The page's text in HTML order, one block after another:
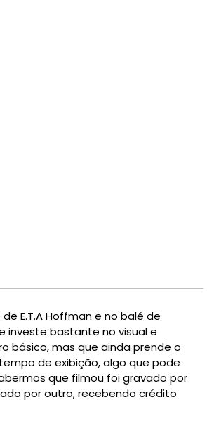
E.T.A Hoffman e no balé de
investe bastante no visual e
básico, mas que ainda prende o
de exibição, algo que pode
que filmou foi gravado por
por outro, recebendo crédito